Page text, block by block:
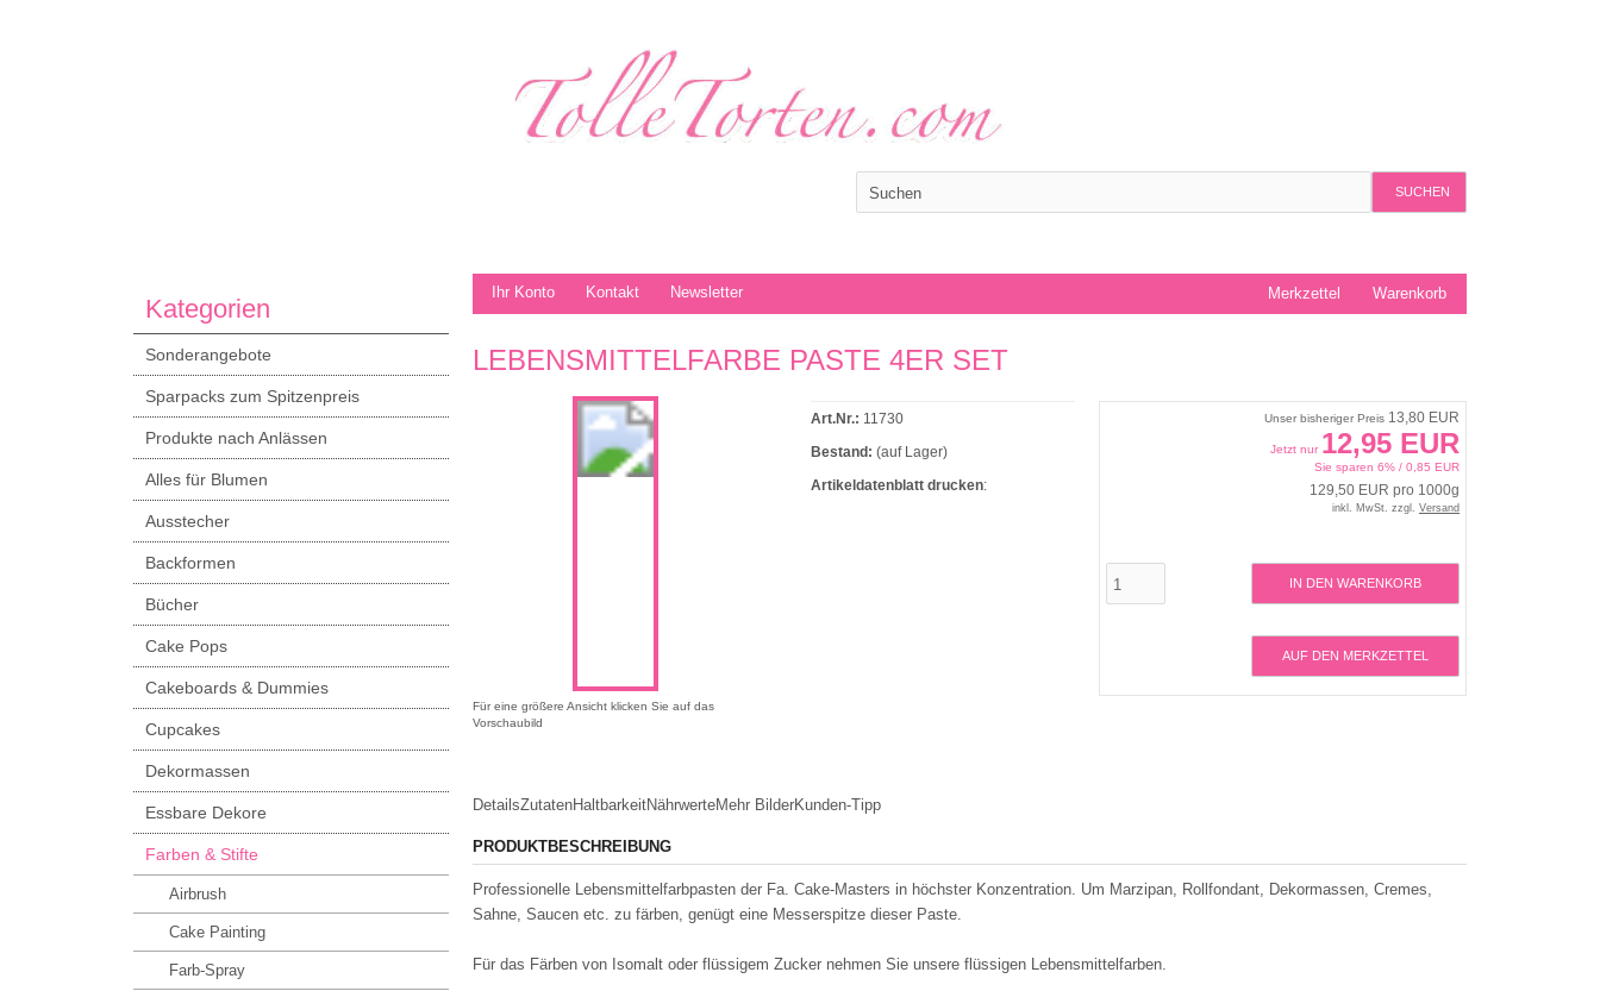
SUCHEN
Ihr Konto Kontakt Newsletter Warenkorb
Merkzettel
LEBENSMITTELFARBE PASTE 4ER SET
Für eine größere Ansicht klicken Sie auf das
Vorschaubild
Unser bisheriger Preis 13,80 EUR
Jetzt nur 12,95 EUR
Sie sparen 6% / 0,85 EUR
129,50 EUR pro 1000g
inkl. MwSt. zzgl. Versand
IN DEN WARENKORB
AUF DEN MERKZETTEL
Art.Nr.: 11730
Bestand: (auf Lager)
Artikeldatenblatt drucken:
DetailsZutatenHaltbarkeitNährwerteMehr BilderKunden-Tipp
PRODUKTBESCHREIBUNG
Professionelle Lebensmittelfarbpasten der Fa. Cake-Masters in höchster Konzentration. Um Marzipan, Rollfondant, Dekormassen, Cremes,
Sahne, Saucen etc. zu färben, genügt eine Messerspitze dieser Paste.
Für das Färben von Isomalt oder flüssigem Zucker nehmen Sie unsere flüssigen Lebensmittelfarben.
Kategorien
Sonderangebote
Sparpacks zum Spitzenpreis
Produkte nach Anlässen
Alles für Blumen
Ausstecher
Backformen
Bücher
Cake Pops
Cakeboards & Dummies
Cupcakes
Dekormassen
Essbare Dekore
Farben & Stifte
Airbrush
Cake Painting
Farb-Spray